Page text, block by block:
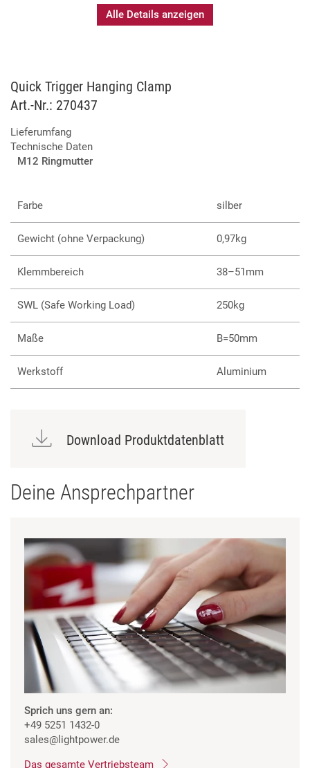
Alle Details anzeigen
Quick Trigger Hanging Clamp
Art.-Nr.: 270437
Lieferumfang
Technische Daten
M12 Ringmutter
Farbe silber
Gewicht (ohne Verpackung) 0,97kg
Klemmbereich 38–51mm
SWL (Safe Working Load) 250kg
Maße B=50mm
Werkstoff Aluminium
Download Produktdatenblatt
Deine Ansprechpartner
Sprich uns gern an:
+49 5251 1432-0
sales@lightpower.de
Das gesamte Vertriebsteam